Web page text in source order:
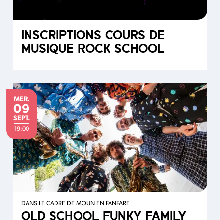
INSCRIPTIONS COURS DE
MUSIQUE ROCK SCHOOL
MERCREDI
MER.
09
SEPTEMBRE
SEPT.
19:00
DANS LE CADRE DE MOUN EN FANFARE
OLD SCHOOL FUNKY FAMILY